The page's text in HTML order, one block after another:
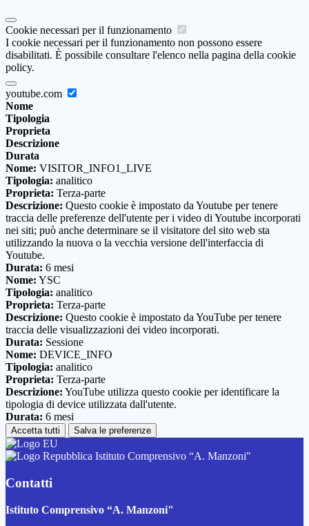
Cookie necessari per il funzionamento
I cookie necessari per il funzionamento non possono essere
disabilitati. È possibile consultare l'elenco nella pagina della cookie
policy.
youtube.com
Nome
Tipologia
Proprieta
Descrizione
Durata
Nome: VISITOR_INFO1_LIVE
Tipologia: analitico
Proprieta: Terza-parte
Descrizione: Questo cookie è impostato da Youtube per tenere
traccia delle preferenze dell'utente per i video di Youtube incorporati
nei siti; può anche determinare se il visitatore del sito web sta
utilizzando la nuova o la vecchia versione dell'interfaccia di
Youtube.
Durata: 6 mesi
Nome: YSC
Tipologia: analitico
Proprieta: Terza-parte
Descrizione: Questo cookie è impostato da YouTube per tenere
traccia delle visualizzazioni dei video incorporati.
Durata: Sessione
Nome: DEVICE_INFO
Tipologia: analitico
Proprieta: Terza-parte
Descrizione: YouTube utilizza questo cookie per identificare la
tipologia di device utilizzata dall'utente.
Durata: 6 mesi
Accetta tutti Salva le preferenze
Istituto Comprensivo “A. Manzoni"
Contatti
Istituto Comprensivo “A. Manzoni"